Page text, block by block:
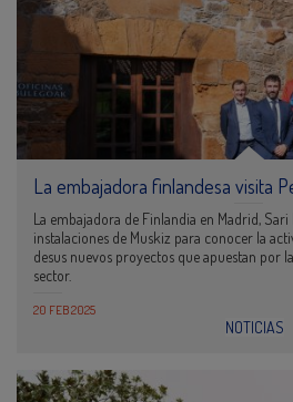
La embajadora finlandesa visita
La embajadora de Finlandia en Madrid, Sari
instalaciones de Muskiz para conocer la
desus nuevos proyectos que apuestan por
sector.
20 FEB 2025
NOTICIAS